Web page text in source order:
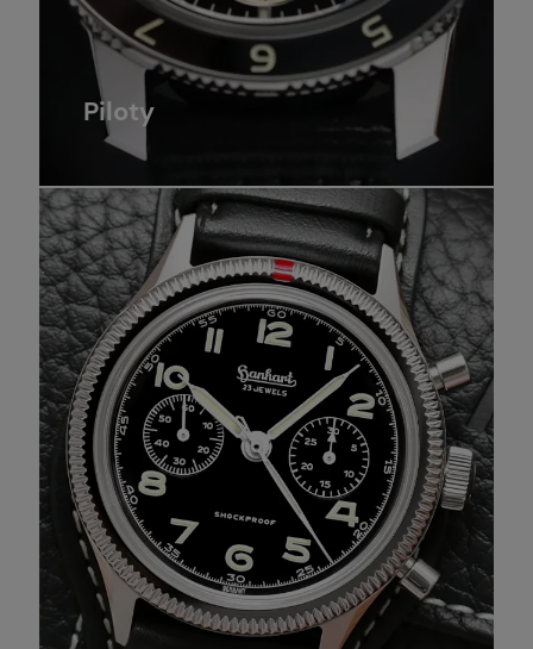
Piloty